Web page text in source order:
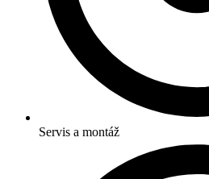
Servis a montáž